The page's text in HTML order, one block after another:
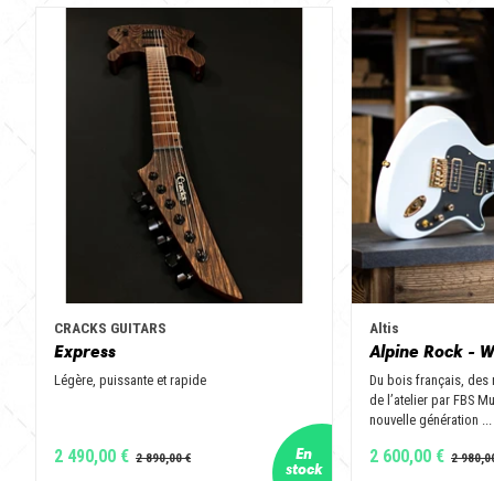
CRACKS GUITARS
Express
Légère, puissante et rapide
2 490,00 €
Altis
Alpine Rock -
Du bois français, des
de l’atelier par FBS
nouvelle génération ...
2 600,00 €